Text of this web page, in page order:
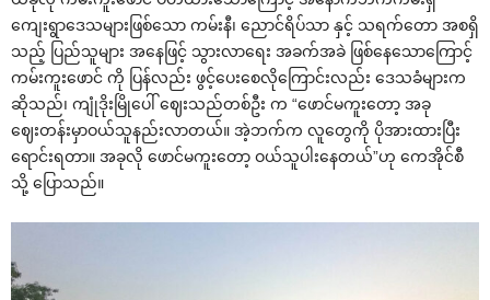
ကျေးရွာဒေသများဖြစ်သော ကမ်းနီ၊ ညောင်ရိပ်သာ နှင့် သရက်တော အစရှိ
သည့် ‌ပြည်သူများ အနေဖြင့် သွားလာရေး အခက်အခဲ ဖြစ်နေသောကြောင့်
ကမ်းကူးဖောင် ကို ပြန်လည်း ဖွင့်ပေးစေလိုကြောင်းလည်း ဒေသခံများက
ဆိုသည်၊ ကျုံဒိုးမြိုပေါ် ဈေးသည်တစ်ဦး က “ဖောင်မကူးတော့ အခု
ဈေးတန်းမှာဝယ်သူနည်းလာတယ်။ အဲ့ဘက်က လူတွေကို ပိုအားထားပြီး
ရောင်းရတာ။ အခုလို‌ ဖောင်မကူးတော့ ဝယ်သူပါးနေတယ်”ဟု ကေအိုင်စီ
သို့ ပြောသည်။